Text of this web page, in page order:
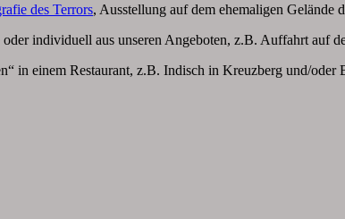
des Terrors, Ausstellung auf dem ehemaligen Gelände
individuell aus unseren Angeboten, z.B. Auffahrt auf
in einem Restaurant, z.B. Indisch in Kreuzberg und/oder